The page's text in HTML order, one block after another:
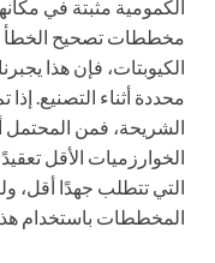
الكمومية مثبتة في
مخططات تصحيح الخطأ
الكيوبتات، فإن هذا
محددة أثناء التصنيع.
الشريحة، فمن المحتمل
الخوارزميات الأقل
التي تتطلب جهدًا أقل،
المخططات باستخدام